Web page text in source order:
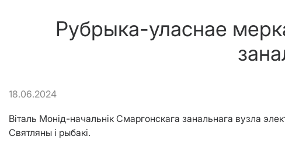
Рубрыка-уласнае
18.06.2024
Віталь Монід-начальнік Смаргонскага занальнага вузла
Святляны і рыбакі.